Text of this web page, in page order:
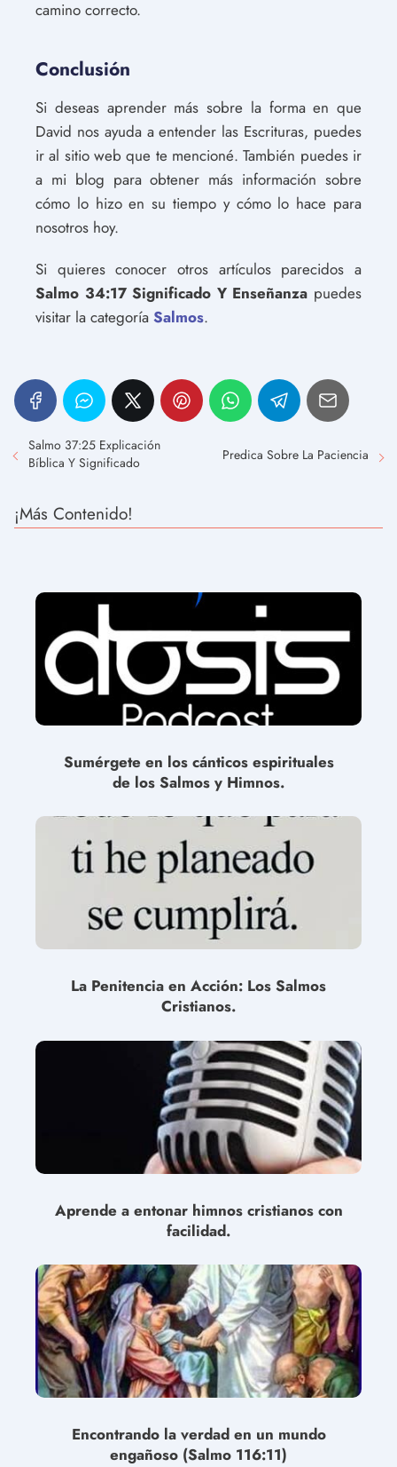
camino correcto.
Conclusión
Si deseas aprender más sobre la forma en que
David nos ayuda a entender las Escrituras, puedes
ir al sitio web que te mencioné. También puedes ir
a mi blog para obtener más información sobre
cómo lo hizo en su tiempo y cómo lo hace para
nosotros hoy.
Si quieres conocer otros artículos parecidos a
Salmo 34:17 Significado Y Enseñanza puedes
visitar la categoría Salmos.
Salmo 37:25 Explicación
Bíblica Y Significado
Predica Sobre La Paciencia
¡Más Contenido!
Sumérgete en los cánticos espirituales
de los Salmos y Himnos.
La Penitencia en Acción: Los Salmos
Cristianos.
Aprende a entonar himnos cristianos con
facilidad.
Encontrando la verdad en un mundo
engañoso (Salmo 116:11)